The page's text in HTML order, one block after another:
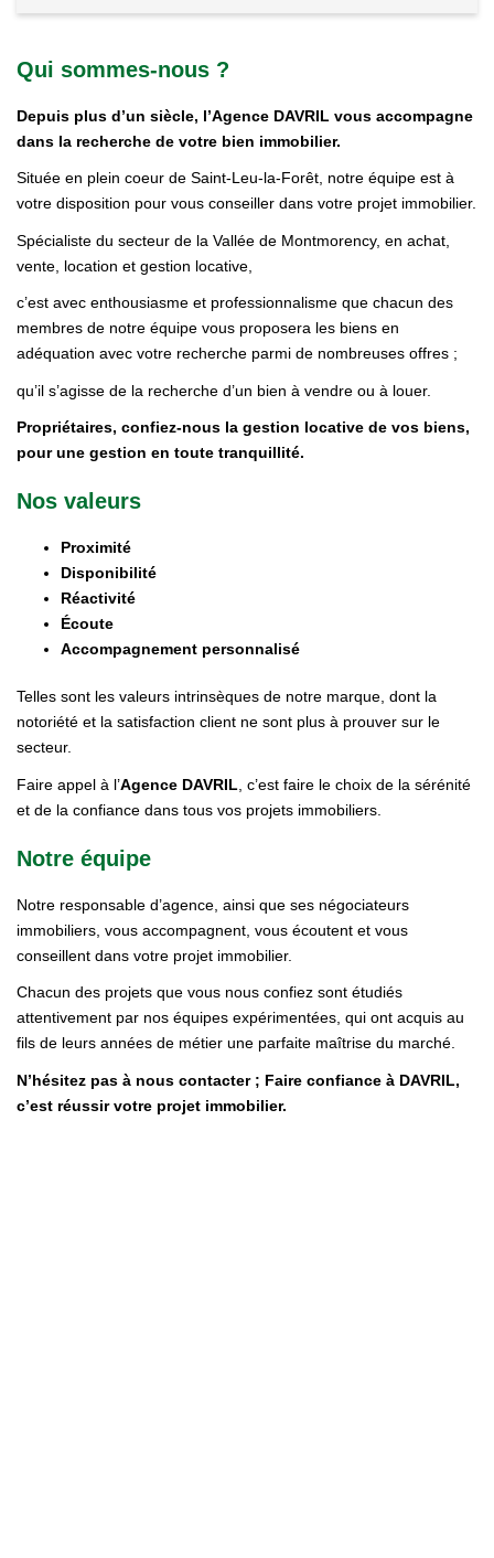
Qui sommes-nous ?
Depuis plus d’un siècle, l’Agence DAVRIL vous accompagne
dans la recherche de votre bien immobilier.
Située en plein coeur de Saint-Leu-la-Forêt, notre équipe est à
votre disposition pour vous conseiller dans votre projet immobilier.
Spécialiste du secteur de la Vallée de Montmorency, en achat,
vente, location et gestion locative,
c’est avec enthousiasme et professionnalisme que chacun des
membres de notre équipe vous proposera les biens en
adéquation avec votre recherche parmi de nombreuses offres ;
qu’il s’agisse de la recherche d’un bien à vendre ou à louer.
Propriétaires, confiez-nous la gestion locative de vos biens,
pour une gestion en toute tranquillité.
Nos valeurs
Proximité
Disponibilité
Réactivité
Écoute
Accompagnement personnalisé
Telles sont les valeurs intrinsèques de notre marque, dont la
notoriété et la satisfaction client ne sont plus à prouver sur le
secteur.
Faire appel à l’Agence DAVRIL , c’est faire le choix de la sérénité
et de la confiance dans tous vos projets immobiliers.
Notre équipe
Notre responsable d’agence, ainsi que ses négociateurs
immobiliers, vous accompagnent, vous écoutent et vous
conseillent dans votre projet immobilier.
Chacun des projets que vous nous confiez sont étudiés
attentivement par nos équipes expérimentées, qui ont acquis au
fils de leurs années de métier une parfaite maîtrise du marché.
N’hésitez pas à nous contacter ; Faire confiance à DAVRIL,
c’est réussir votre projet immobilier.